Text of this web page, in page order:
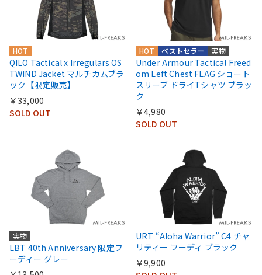
HOT
QILO Tactical x Irregulars OS
TWIND Jacket マルチカムブラ
ック【限定販売】
￥33,000
SOLD OUT
HOT 実物
ベストセラー
Under Armour Tactical Freed
om Left Chest FLAG ショート
スリーブ ドライTシャツ ブラッ
ク
￥4,980
SOLD OUT
実物
LBT 40th Anniversary 限定フ
ーディー グレー
URT “Aloha Warrior” C4 チャ
リティー フーディ ブラック
￥9,900